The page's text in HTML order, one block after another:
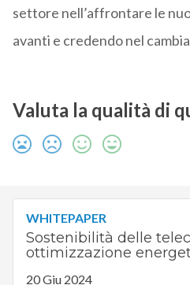
settore nell’affrontare le
avanti e credendo nel
Valuta la qualità di
WHITEPAPER
Sostenibilità delle
ottimizzazione
20 Giu 2024